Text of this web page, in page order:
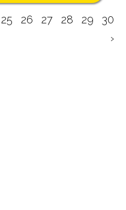
25 26 27 28 29
30
›